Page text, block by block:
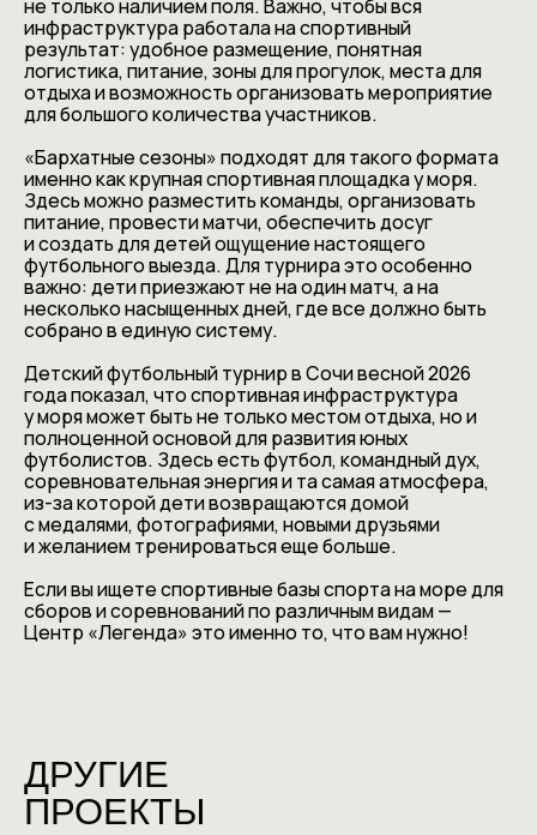
не только наличием поля. Важно, чтобы вся
инфраструктура работала на спортивный
результат: удобное размещение, понятная
логистика, питание, зоны для прогулок, места для
отдыха и возможность организовать мероприятие
для большого количества участников.
«Бархатные сезоны» подходят для такого формата
именно как крупная спортивная площадка у моря.
Здесь можно разместить команды, организовать
питание, провести матчи, обеспечить досуг
и создать для детей ощущение настоящего
футбольного выезда. Для турнира это особенно
важно: дети приезжают не на один матч, а на
несколько насыщенных дней, где все должно быть
собрано в единую систему.
Детский футбольный турнир в Сочи весной 2026
года показал, что спортивная инфраструктура
у моря может быть не только местом отдыха, но и
полноценной основой для развития юных
футболистов. Здесь есть футбол, командный дух,
соревновательная энергия и та самая атмосфера,
из-за которой дети возвращаются домой
с медалями, фотографиями, новыми друзьями
и желанием тренироваться еще больше.
Если вы ищете спортивные базы спорта на море для
сборов и соревнований по различным видам —
Центр «Легенда» это именно то, что вам нужно!
ДРУГИЕ
ПРОЕКТЫ